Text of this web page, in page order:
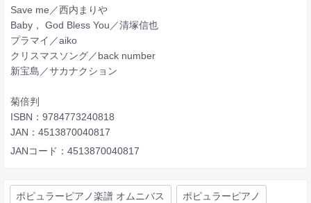
Save me／西内まりや
Baby， God Bless You／清塚信也
プラマイ／aiko
クリスマスソング／back number
新宝島／サカナクション
菊倍判
ISBN：9784773240818
JAN：4513870040817
JANコード：4513870040817
ポピュラーピアノ楽譜 オムニバス ポピュラーピアノ